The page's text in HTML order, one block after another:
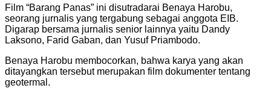
Film “Barang Panas” ini disutradarai Benaya Harobu,
seorang jurnalis yang tergabung sebagai anggota EIB.
Digarap bersama jurnalis senior lainnya yaitu Dandy
Laksono, Farid Gaban, dan Yusuf Priambodo.
Benaya Harobu membocorkan, bahwa karya yang akan
ditayangkan tersebut merupakan film dokumenter tentang
geotermal.